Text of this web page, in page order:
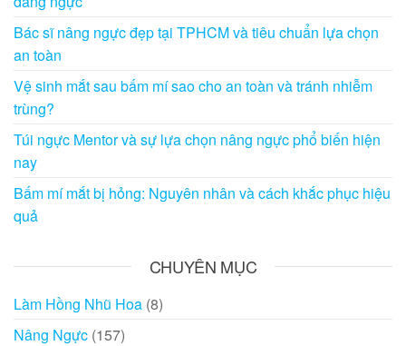
Bác sĩ nâng ngực đẹp tại TPHCM và tiêu chuẩn lựa chọn
an toàn
Vệ sinh mắt sau bấm mí sao cho an toàn và tránh nhiễm
trùng?
Túi ngực Mentor và sự lựa chọn nâng ngực phổ biến hiện
nay
Bấm mí mắt bị hỏng: Nguyên nhân và cách khắc phục hiệu
quả
CHUYÊN MỤC
Làm Hồng Nhũ Hoa (8)
Nâng Ngực (157)